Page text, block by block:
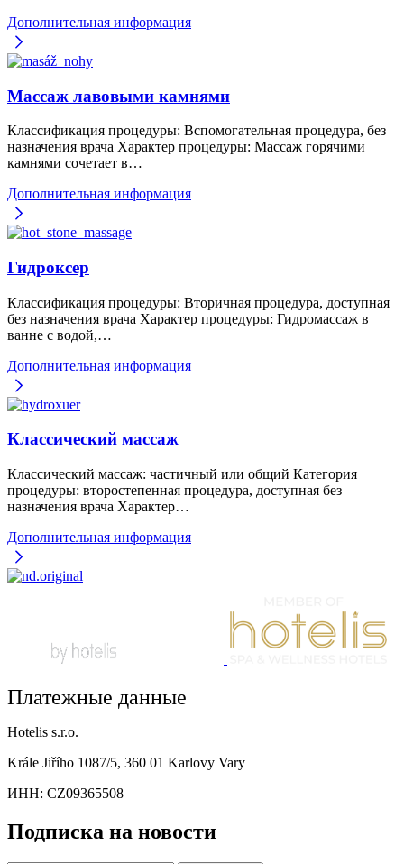
Дополнительная информация
Массаж лавовыми камнями
Классификация процедуры: Вспомогательная процедура, без
назначения врача Характер процедуры: Массаж горячими
камнями сочетает в…
Дополнительная информация
Гидроксер
Классификация процедуры: Вторичная процедура, доступная
без назначения врача Характер процедуры: Гидромассаж в
ванне с водой,…
Дополнительная информация
Классический массаж
Классический массаж: частичный или общий Категория
процедуры: второстепенная процедура, доступная без
назначения врача Характер…
Дополнительная информация
Платежные данные
Hotelis s.r.o.
Krále Jiřího 1087/5, 360 01 Karlovy Vary
ИНН: CZ09365508
Подписка на новости